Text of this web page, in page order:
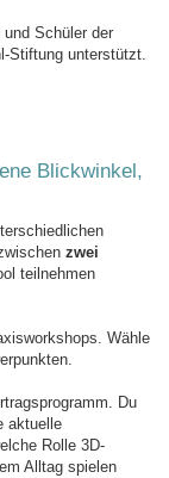
Schüler der
Stiftung unterstützt.
Blickwinkel,
zwei
teilnehmen
Wähle
Du
aktuelle
Rolle 3D-
Alltag spielen